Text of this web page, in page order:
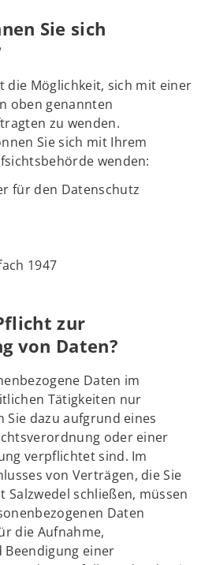
Sie sich
die Möglichkeit, sich mit einer
oben genannten
zu wenden.
Sie sich mit Ihrem
wenden:
für den Datenschutz
1947
zur
von Daten?
Daten im
Tätigkeiten nur
Sie dazu aufgrund eines
oder einer
verpflichtet sind. Im
von Verträgen, die Sie
Salzwedel schließen, müssen
Daten
die Aufnahme,
einer